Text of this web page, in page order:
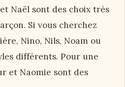
Naël sont des choix très
Si vous cherchez
Nino, Nils, Noam ou
différents. Pour une
et Naomie sont des